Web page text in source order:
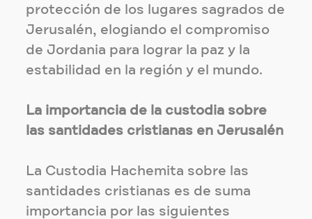
protección de los lugares sagrados de
Jerusalén, elogiando el compromiso
de Jordania para lograr la paz y la
estabilidad en la región y el mundo.
La importancia de la custodia sobre
las santidades cristianas en Jerusalén
La Custodia Hachemita sobre las
santidades cristianas es de suma
importancia por las siguientes